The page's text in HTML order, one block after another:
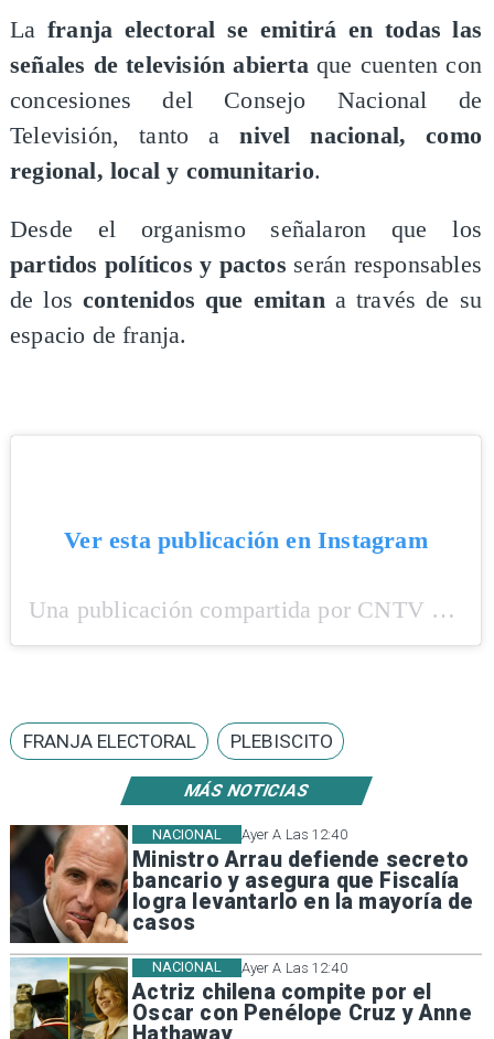
MÁS NOTICIAS
Ayer A Las 12:40
Ministro Arrau defiende secreto
bancario y asegura que Fiscalía
logra levantarlo en la mayoría de
casos
NACIONAL
Ayer A Las 12:40
Actriz chilena compite por el
Oscar con Penélope Cruz y Anne
NACIONAL
La franja electoral se emitirá en todas las
señales de televisión abierta que cuenten con
concesiones del Consejo Nacional de
Televisión, tanto anivel nacional, como
regional, local y comunitario.
Desde el organismo señalaron que los
partidos políticos y pactos serán responsables
de los contenidos que emitana través de su
espacio de franja.
Ver esta publicación en Instagram
Una publicación compartida por CNTV (@cntvdechile)
FRANJA ELECTORAL PLEBISCITO